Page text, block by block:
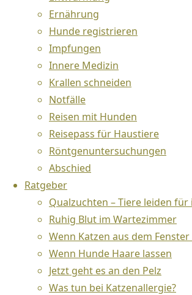
Ernährung
Hunde registrieren
Impfungen
Innere Medizin
Krallen schneiden
Notfälle
Reisen mit Hunden
Reisepass für Haustiere
Röntgenuntersuchungen
Abschied
Ratgeber
Qualzuchten – Tiere leiden für
Ruhig Blut im Wartezimmer
Wenn Katzen aus dem
Wenn Hunde Haare lassen
Jetzt geht es an den Pelz
Was tun bei Katzenallergie?
Zahnhygiene bei Hund
Katze
Bei allen Hunden und Katzen
im Laufe der Zeit Plaque und
Je nach Futterzusammensetzung,
Kaugewohnheiten,
Speichelzusammensetzung und
Disposition variiert die Menge an
die sich im Laufe der Jahre
Plaque und Zahnstein führen bei
Haustieren zu Zahnproblemen und
Zahnverlust. Mit einer guten
können Sie viel zur Gesundheit
beitragen.